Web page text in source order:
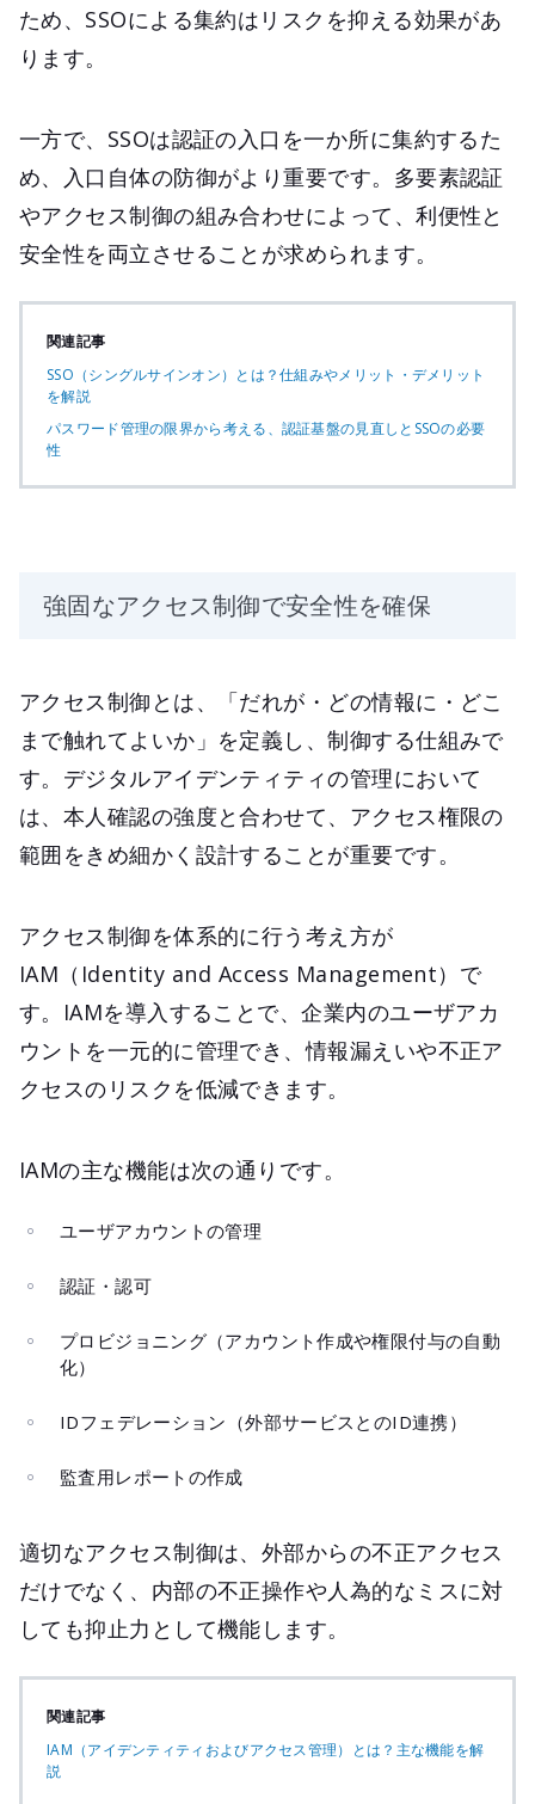
ため、SSOによる集約はリスクを抑える効果があ
ります。
一方で、SSOは認証の入口を一か所に集約するた
め、入口自体の防御がより重要です。多要素認証
やアクセス制御の組み合わせによって、利便性と
安全性を両立させることが求められます。
関連記事
SSO（シングルサインオン）とは？仕組みやメリット・デメリット
を解説
パスワード管理の限界から考える、認証基盤の見直しとSSOの必要
性
強固なアクセス制御で安全性を確保
アクセス制御とは、「だれが・どの情報に・どこ
まで触れてよいか」を定義し、制御する仕組みで
す。デジタルアイデンティティの管理において
は、本人確認の強度と合わせて、アクセス権限の
範囲をきめ細かく設計することが重要です。
アクセス制御を体系的に行う考え方が
IAM（Identity and Access Management）で
す。IAMを導入することで、企業内のユーザアカ
ウントを一元的に管理でき、情報漏えいや不正ア
クセスのリスクを低減できます。
IAMの主な機能は次の通りです。
ユーザアカウントの管理
認証・認可
プロビジョニング（アカウント作成や権限付与の自動
化）
IDフェデレーション（外部サービスとのID連携）
監査用レポートの作成
適切なアクセス制御は、外部からの不正アクセス
だけでなく、内部の不正操作や人為的なミスに対
しても抑止力として機能します。
関連記事
IAM（アイデンティティおよびアクセス管理）とは？主な機能を解
説